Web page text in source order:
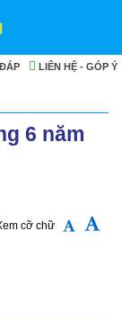
LIÊN HỆ - GÓP Ý
6 năm
cỡ chữ